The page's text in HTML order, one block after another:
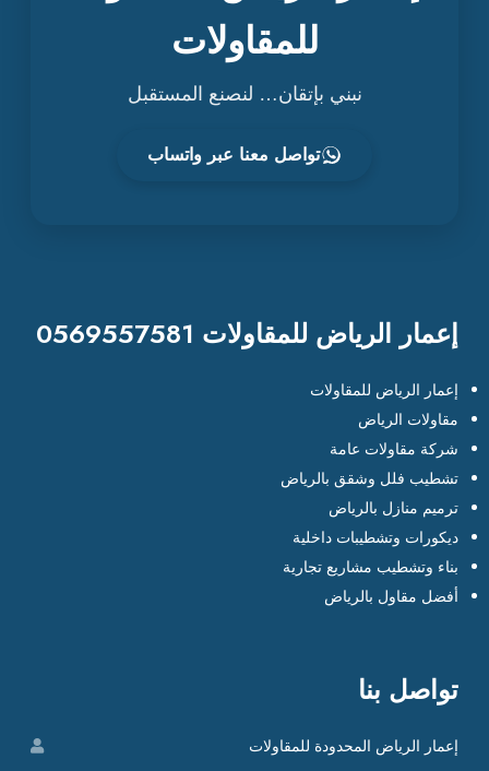
للمقاولات
نبني بإتقان… لنصنع المستقبل
تواصل معنا عبر واتساب
إعمار الرياض للمقاولات 0569557581
إعمار الرياض للمقاولات
مقاولات الرياض
شركة مقاولات عامة
تشطيب فلل وشقق بالرياض
ترميم منازل بالرياض
ديكورات وتشطيبات داخلية
بناء وتشطيب مشاريع تجارية
أفضل مقاول بالرياض
تواصل بنا
إعمار الرياض المحدودة للمقاولات